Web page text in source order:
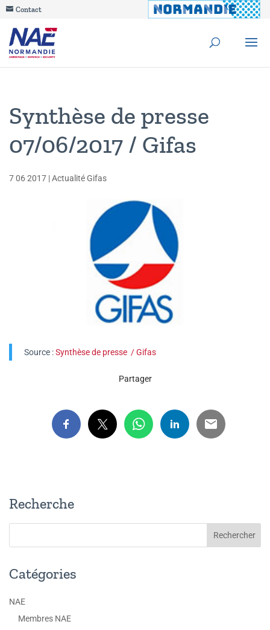
Contact
Synthèse de presse
07/06/2017 / Gifas
7 06 2017 |Actualité Gifas
Source :Synthèse de presse / Gifas
Partager
Recherche
Catégories
NAE
Membres NAE